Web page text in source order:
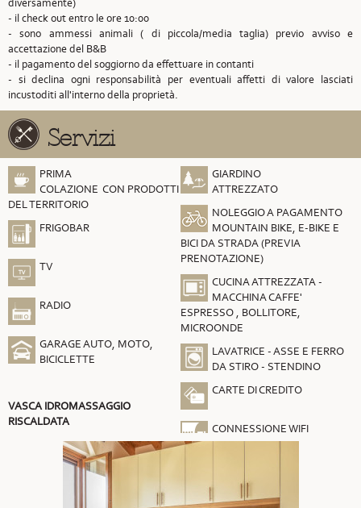
diversamente)
- il check out entro le ore 10:00
- sono ammessi animali ( di piccola/media taglia) previo avviso e
accettazione del B&B
- il pagamento del soggiorno da effettuare in contanti
- si declina ogni responsabilità per eventuali affetti di valore lasciati
incustoditi all'interno della proprietà.
Servizi
PRIMA
COLAZIONE CON PRODOTTI
DEL TERRITORIO
FRIGOBAR
TV
RADIO
GARAGE AUTO, MOTO,
BICICLETTE
VASCA IDROMASSAGGIO
RISCALDATA
GIARDINO
ATTREZZATO
NOLEGGIO A PAGAMENTO
MOUNTAIN BIKE, E-BIKE E
BICI DA STRADA (PREVIA
PRENOTAZIONE)
CUCINA ATTREZZATA -
MACCHINA CAFFE'
ESPRESSO , BOLLITORE,
MICROONDE
LAVATRICE - ASSE E FERRO
DA STIRO - STENDINO
CARTE DI CREDITO
CONNESSIONE WIFI
GRATUITA